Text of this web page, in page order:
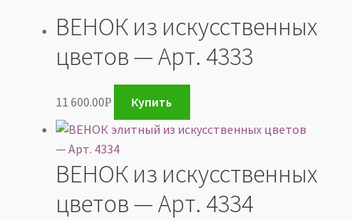
ВЕНОК из искусственных
цветов — Арт. 4333
11 600.00Р Купить
ВЕНОК из искусственных
цветов — Арт. 4334